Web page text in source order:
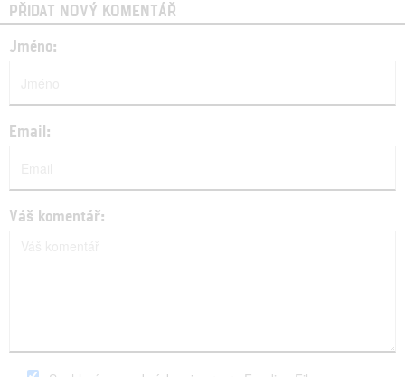
PŘIDAT NOVÝ KOMENTÁŘ
Jméno:
Email:
Váš komentář: